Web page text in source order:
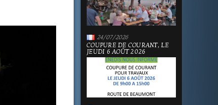
24/07/2026
COUPURE DE COURANT, LE
JEUDI 6 AOÛT 2026